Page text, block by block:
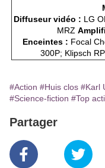
Diffuseur vidéo : LG
MRZ
Enceintes : Focal
300P; Klipsch
#Action #Huis clos #Karl
#Science-fiction #Top
Partager